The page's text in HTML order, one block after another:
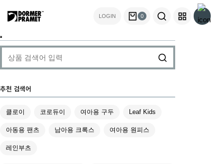
LOGIN 0
추천 검색어
클로이 코로듀이 여아용 구두 Leaf Kids
아동용 팬츠 남아용 크록스 여아용 원피스
레인부츠